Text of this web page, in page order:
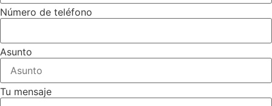
Número de teléfono
Asunto
Tu mensaje